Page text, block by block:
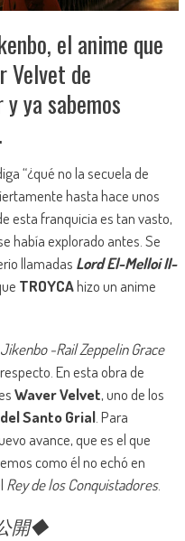
el anime que
Velvet de
ya sabemos
“¿qué no la secuela de
hasta hace unos
esta franquicia es tan vasto,
había explorado antes. Se
llamadas Lord El-Melloi II-
TROYCAhizo un anime
-Rail Zeppelin Grace
En esta obra de
Waver Velvet, uno de los
Santo Grial. Para
avance, que es el que
como él no echó en
Rey de los Conquistadores.
開◆